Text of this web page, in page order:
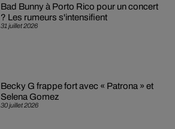
31 juillet 2026
Bad Bunny à Porto Rico pour un concert
? Les rumeurs s'intensifient
30 juillet 2026
Becky G frappe fort avec « Patrona » et
Selena Gomez